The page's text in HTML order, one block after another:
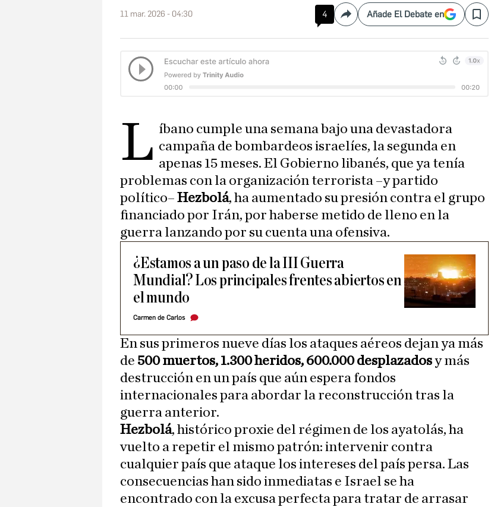
11 mar. 2026 - 04:30 4 CompartirAñade El Debate en Save
L íbano cumple una semana bajo una devastadora
campaña de bombardeos israelíes, la segunda en
apenas 15 meses. El Gobierno libanés, que ya tenía
problemas con la organización terrorista –y partido
político– Hezbolá, ha aumentado su presión contra el grupo
financiado por Irán, por haberse metido de lleno en la
guerra lanzando por su cuenta una ofensiva.
¿Estamos a un paso de la III Guerra
Mundial? Los principales frentes abiertos en
el mundo
Carmen de Carlos
En sus primeros nueve días los ataques aéreos dejan ya más
de 500 muertos, 1.300 heridos, 600.000 desplazadosy más
destrucción en un país que aún espera fondos
internacionales para abordar la reconstrucción tras la
guerra anterior.
Hezbolá, histórico proxie del régimen de los ayatolás, ha
vuelto a repetir el mismo patrón: intervenir contra
cualquier país que ataque los intereses del país persa. Las
consecuencias han sido inmediatas e Israel se ha
encontrado con la excusa perfecta para tratar de arrasar